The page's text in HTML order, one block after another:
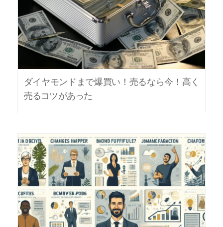
ダイヤモンドまで爆買い！売るなら今！高く
売るコツがあった